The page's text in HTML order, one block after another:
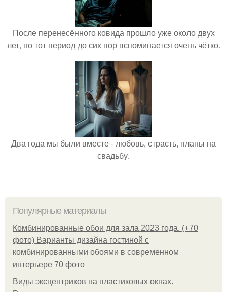
После перенесённого ковида прошло уже около двух
лет, но тот период до сих пор вспоминается очень чётко.
Два года мы были вместе - любовь, страсть, планы на
свадьбу.
Популярные материалы
Комбинированные обои для зала 2023 года. (+70
фото) Варианты дизайна гостиной с
комбинированными обоями в современном
интерьере 70 фото
Виды эксцентриков на пластиковых окнах.